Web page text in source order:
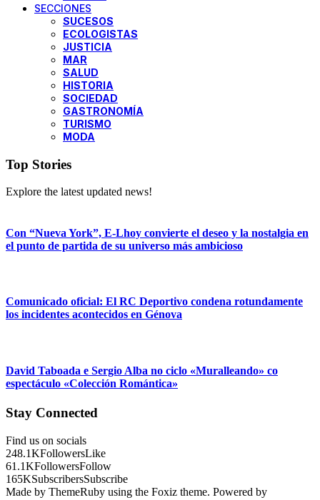
SECCIONES
SUCESOS
ECOLOGISTAS
JUSTICIA
MAR
SALUD
HISTORIA
SOCIEDAD
GASTRONOMÍA
TURISMO
MODA
Top Stories
Explore the latest updated news!
Con “Nueva York”, E-Lhoy convierte el deseo y la nostalgia en
el punto de partida de su universo más ambicioso
Comunicado oficial: El RC Deportivo condena rotundamente
los incidentes acontecidos en Génova
David Taboada e Sergio Alba no ciclo «Muralleando» co
espectáculo «Colección Romántica»
Stay Connected
Find us on socials
248.1KFollowersLike
61.1KFollowersFollow
165KSubscribersSubscribe
Made by ThemeRuby using the Foxiz theme. Powered by